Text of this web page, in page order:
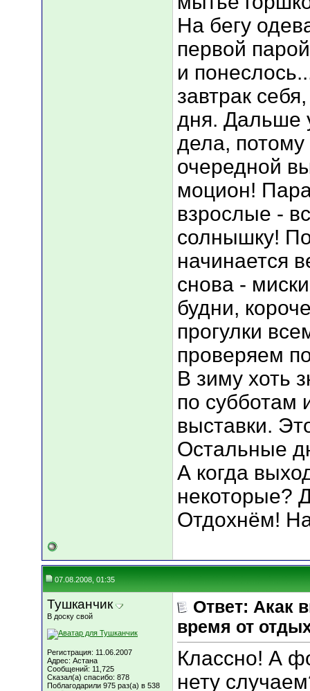
На бегу
первой
и
завтрак
дня. Дальше
дела, потому
очередной
моцион!
взрослые -
солнышку!
начинается
снова -
будни,
прогулки
проверяем
В зиму хоть
по субботам
выставки.
Остальные
А когда
некоторые?
Отдохнём!
07.08.2008, 01:35
Тушканчик
В доску свой
Регистрация: 11.06.2007
Адрес: Астана
Сообщений: 11,725
Сказал(а) спасибо: 878
Поблагодарили 975 раз(а) в 538
Ответ: Акак
время от
Классно! А
нету